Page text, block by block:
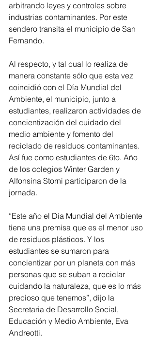
arbitrando leyes y controles sobre
industrias contaminantes. Por este
sendero transita el municipio de San
Fernando.
Al respecto, y tal cual lo realiza de
manera constante sólo que esta vez
coincidió con el Día Mundial del
Ambiente, el municipio, junto a
estudiantes, realizaron actividades de
concientización del cuidado del
medio ambiente y fomento del
reciclado de residuos contaminantes.
Así fue como estudiantes de 6to. Año
de los colegios Winter Garden y
Alfonsina Storni participaron de la
jornada.
“Este año el Día Mundial del Ambiente
tiene una premisa que es el menor uso
de residuos plásticos. Y los
estudiantes se sumaron para
concientizar por un planeta con más
personas que se suban a reciclar
cuidando la naturaleza, que es lo más
precioso que tenemos”, dijo la
Secretaria de Desarrollo Social,
Educación y Medio Ambiente, Eva
Andreotti.